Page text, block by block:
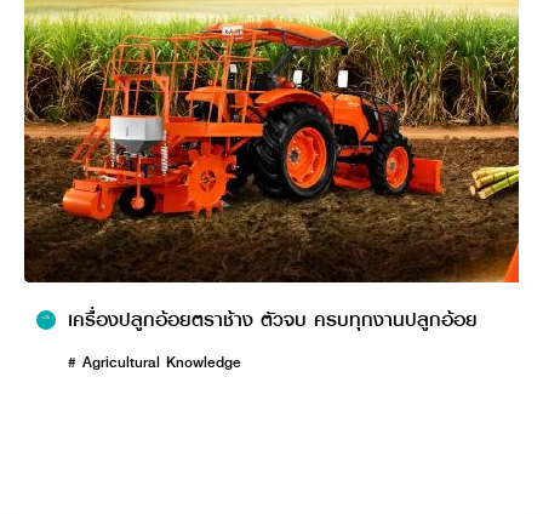
ทุ่นแรงและประหยัดแรงงานเครื่องจักรกลทางการเกษตร
สามารถทำงานได้อย่างรวดเร็วและมีประสิทธิภาพ ทำให้เกษตรกร
ไม่ต้องใช้แรงงานคนจำนวนมาก
ในการทำงาน เช่น พรวนดิน กลบ ไถหน้าดิน กำจัดวัชพืช ฯลฯ
เพิ่มผลผลิตและคุณภาพเครื่องจักรกลทางการเกษตรสามารถ
ทำงานได้แม่นยำและประณีตกว่าแรงงานคน ทำให้ผลผลิตที่ได้มี
คุณภาพดีและได้ปริมาณมากขึ้น
ลดการสูญเสียผลผลิตเครื่องจักรกลทางการเกษตรสามารถ
ทำงานได้อย่างรวดเร็วและทันต่อเวลา ทำให้ลดโอกาสในการสูญ
เสียผลผลิตจากการเน่าเสียหรือสูญหาย เพราะการเก็บเกี่ยวโดยใช้
แรงงานคนจะเกิดการร่วงหล่นของเมล็ดพืชหรือการเหยียบย่ำ
ลดต้นทุนการผลิตเครื่องจักรกลทางการเกษตรสามารถช่วย
ใช้จ่ายในการขนส่ง ค่าใช้จ่าย
เครื่องปลูกอ้อยตราช้าง ตัวจบ ครบทุกงานปลูกอ้อย
# Agricultural Knowledge